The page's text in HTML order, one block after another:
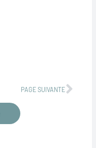
PAGE SUIVANTE